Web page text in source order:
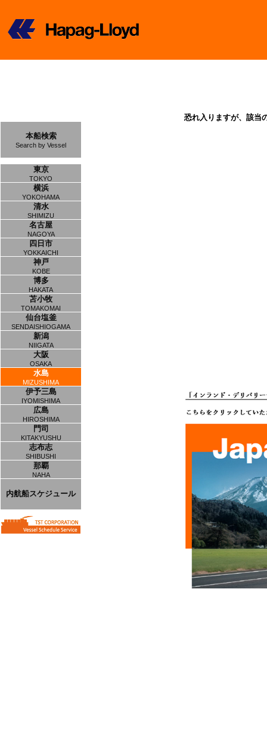
本船検索
Search by Vessel
東京
TOKYO
横浜
YOKOHAMA
清水
SHIMIZU
名古屋
NAGOYA
四日市
YOKKAICHI
神戸
KOBE
博多
HAKATA
苫小牧
TOMAKOMAI
仙台塩釜
SENDAISHIOGAMA
新潟
NIIGATA
大阪
OSAKA
水島
MIZUSHIMA
伊予三島
IYOMISHIMA
広島
HIROSHIMA
門司
KITAKYUSHU
志布志
SHIBUSHI
那覇
NAHA
内航船スケジュール
恐れ入りますが、該当